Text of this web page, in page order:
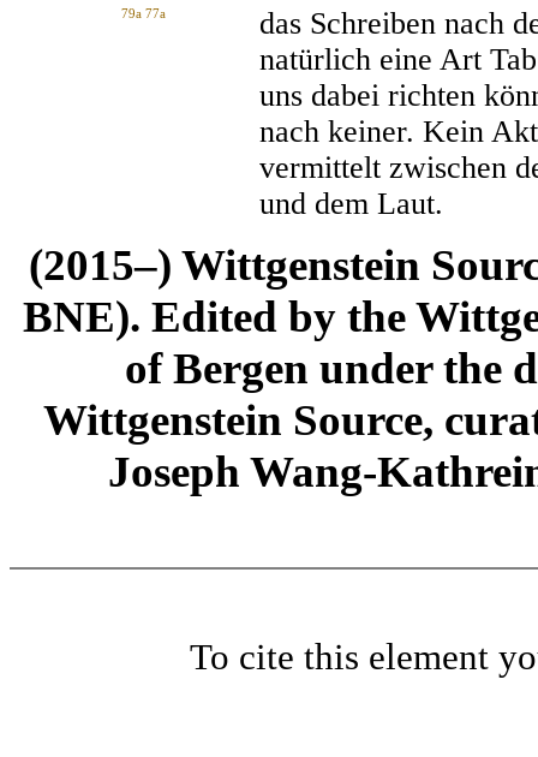
79a 77a
das Schreiben nach
natürlich eine Art
uns dabei richten
nach keiner. Kein
vermittelt zwischen
und dem Laut.
(2015–) Wittgenstein
BNE). Edited by the
of Bergen under the
Wittgenstein Source,
Joseph Wang-
To cite this element